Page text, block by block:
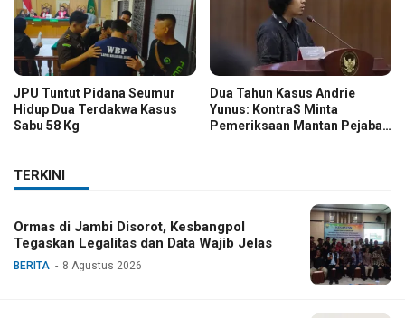
JPU Tuntut Pidana Seumur
Hidup Dua Terdakwa Kasus
Sabu 58 Kg
Dua Tahun Kasus Andrie
Yunus: KontraS Minta
Pemeriksaan Mantan Pejabat
TERKINI
Ormas di Jambi Disorot, Kesbangpol
Tegaskan Legalitas dan Data Wajib Jelas
BERITA 8 Agustus 2026